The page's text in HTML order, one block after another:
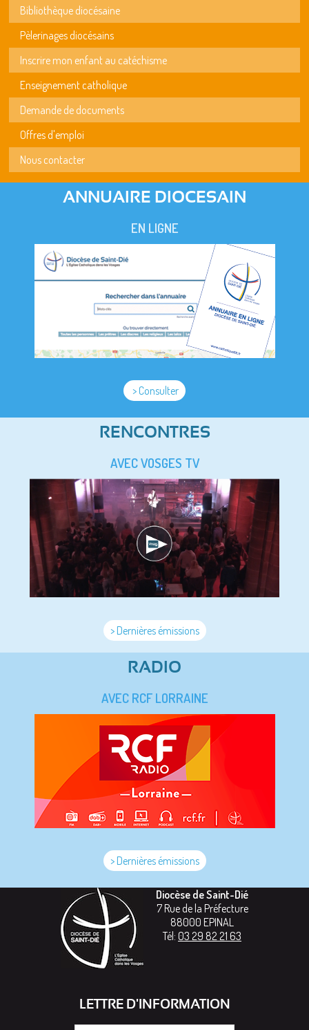
Bibliothèque diocésaine
Pèlerinages diocésains
Inscrire mon enfant au catéchisme
Enseignement catholique
Demande de documents
Offres d'emploi
Nous contacter
ANNUAIRE DIOCESAIN
EN LIGNE
> Consulter
RENCONTRES
AVEC VOSGES TV
> Dernières émissions
RADIO
AVEC RCF LORRAINE
> Dernières émissions
Diocèse de Saint-Dié
7 Rue de la Préfecture
88000 EPINAL
Tél: 03 29 82 21 63
LETTRE D'INFORMATION